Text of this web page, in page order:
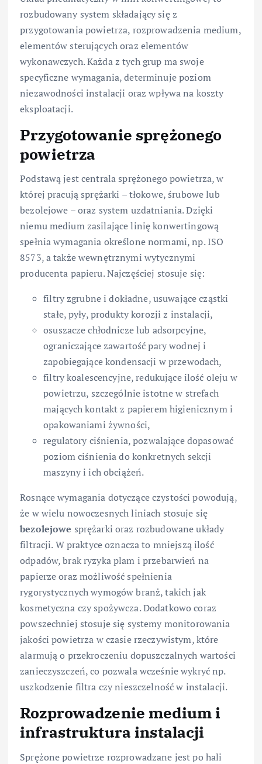
rozbudowany system składający się z
przygotowania powietrza, rozprowadzenia medium,
elementów sterujących oraz elementów
wykonawczych. Każda z tych grup ma swoje
specyficzne wymagania, determinuje poziom
niezawodności instalacji oraz wpływa na koszty
eksploatacji.
Przygotowanie sprężonego
powietrza
Podstawą jest centrala sprężonego powietrza, w
której pracują sprężarki – tłokowe, śrubowe lub
bezolejowe – oraz system uzdatniania. Dzięki
niemu medium zasilające linię konwertingową
spełnia wymagania określone normami, np. ISO
8573, a także wewnętrznymi wytycznymi
producenta papieru. Najczęściej stosuje się:
filtry zgrubne i dokładne, usuwające cząstki
stałe, pyły, produkty korozji z instalacji,
osuszacze chłodnicze lub adsorpcyjne,
ograniczające zawartość pary wodnej i
zapobiegające kondensacji w przewodach,
filtry koalescencyjne, redukujące ilość oleju w
powietrzu, szczególnie istotne w strefach
mających kontakt z papierem higienicznym i
opakowaniami żywności,
regulatory ciśnienia, pozwalające dopasować
poziom ciśnienia do konkretnych sekcji
maszyny i ich obciążeń.
Rosnące wymagania dotyczące czystości powodują,
że w wielu nowoczesnych liniach stosuje się
bezolejowe sprężarki oraz rozbudowane układy
filtracji. W praktyce oznacza to mniejszą ilość
odpadów, brak ryzyka plam i przebarwień na
papierze oraz możliwość spełnienia
rygorystycznych wymogów branż, takich jak
kosmetyczna czy spożywcza. Dodatkowo coraz
powszechniej stosuje się systemy monitorowania
jakości powietrza w czasie rzeczywistym, które
alarmują o przekroczeniu dopuszczalnych wartości
zanieczyszczeń, co pozwala wcześnie wykryć np.
uszkodzenie filtra czy nieszczelność w instalacji.
Rozprowadzenie medium i
infrastruktura instalacji
Sprężone powietrze rozprowadzane jest po hali